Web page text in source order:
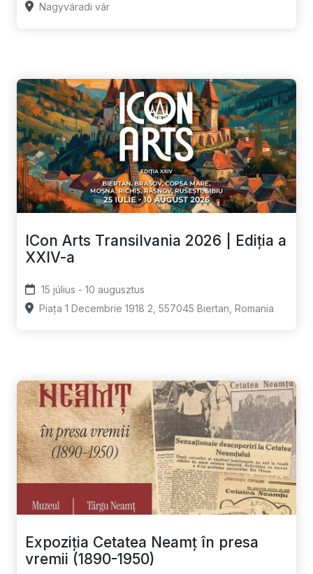
Nagyváradi vár
ICon Arts Transilvania 2026 | Ediția a
XXIV-a
15 július - 10 augusztus
Piața 1 Decembrie 1918 2, 557045 Biertan, Romania
Expoziția Cetatea Neamț în presa
vremii (1890-1950)